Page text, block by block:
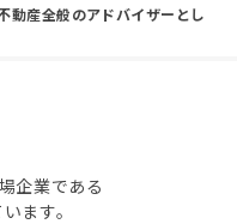
動産全般のアドバイザーとし
企業である
ます。